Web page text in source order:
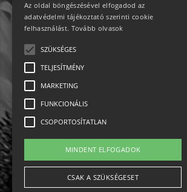
Impresszum-kapcsolat
Jogi nyilatkozat
Rólunk
Az oldal böngészésével elfogadod az
adatvédelmi tájékoztató szerinti cookie
felhasználást. Tovább olvasok
SZÜKSÉGES
TELJESÍTMÉNY
MARKETING
FUNKCIONÁLIS
CSOPORTOSÍTATLAN
MINDENT ELFOGADOK
CSAK A SZÜKSÉGESET